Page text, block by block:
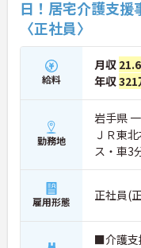
日！居宅介護支援
〈正社員〉
給料
月収
年収321
勤務地
岩手県
ＪＲ東
ス・車3
雇用形態 正社員(
■介護支